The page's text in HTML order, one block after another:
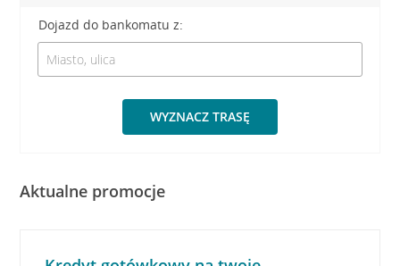
Dojazd do bankomatu z:
WYZNACZ TRASĘ
Aktualne promocje